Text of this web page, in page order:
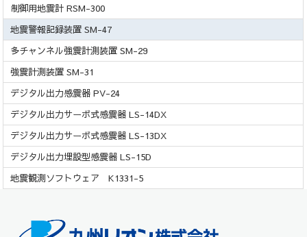
制御用地震計 RSM-300
地震警報記録装置 SM-47
多チャンネル強震計測装置 SM-29
強震計測装置 SM-31
デジタル出力感震器 PV-24
デジタル出力サーボ式感震器 LS-14DX
デジタル出力サーボ式感震器 LS-13DX
デジタル出力埋設型感震器 LS-15D
地震観測ソフトウェア K1331-5